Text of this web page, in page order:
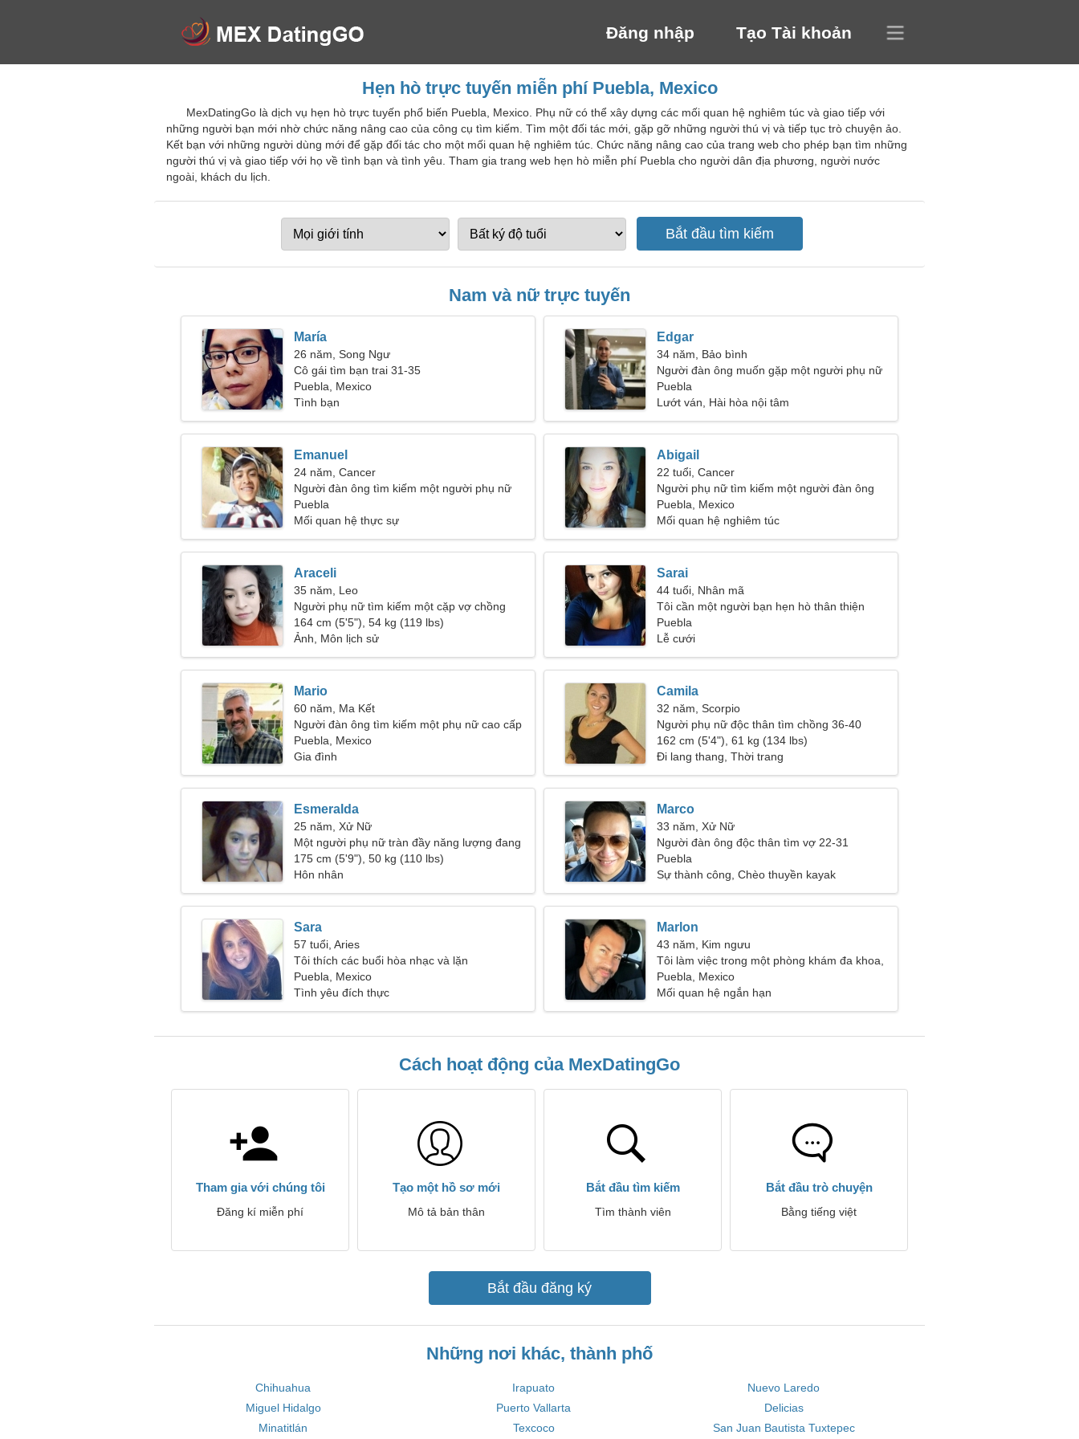
Đăng nhập Tạo Tài khoản
Hẹn hò trực tuyến miễn phí Puebla, Mexico
MexDatingGo là dịch vụ hẹn hò trực tuyến phổ biến Puebla, Mexico. Phụ nữ có thể xây dựng các mối quan hệ nghiêm túc và giao tiếp với
những người bạn mới nhờ chức năng nâng cao của công cụ tìm kiếm. Tìm một đối tác mới, gặp gỡ những người thú vị và tiếp tục trò chuyện ảo.
Kết bạn với những người dùng mới để gặp đối tác cho một mối quan hệ nghiêm túc. Chức năng nâng cao của trang web cho phép bạn tìm những
người thú vị và giao tiếp với họ về tình bạn và tình yêu. Tham gia trang web hẹn hò miễn phí Puebla cho người dân địa phương, người nước
ngoài, khách du lịch.
Nam và nữ trực tuyến
María
26 năm, Song Ngư
Cô gái tìm bạn trai 31-35
Puebla, Mexico
Tình bạn
Edgar
34 năm, Bảo bình
Người đàn ông muốn gặp một người phụ nữ
Puebla
Lướt ván, Hài hòa nội tâm
Emanuel
24 năm, Cancer
Người đàn ông tìm kiếm một người phụ nữ
Puebla
Mối quan hệ thực sự
Abigail
22 tuổi, Cancer
Người phụ nữ tìm kiếm một người đàn ông
Puebla, Mexico
Mối quan hệ nghiêm túc
Araceli
35 năm, Leo
Người phụ nữ tìm kiếm một cặp vợ chồng
164 cm (5'5"), 54 kg (119 lbs)
Ảnh, Môn lịch sử
Sarai
44 tuổi, Nhân mã
Tôi cần một người bạn hẹn hò thân thiện
Puebla
Lễ cưới
Mario
60 năm, Ma Kết
Người đàn ông tìm kiếm một phụ nữ cao cấp
Puebla, Mexico
Gia đình
Camila
32 năm, Scorpio
Người phụ nữ độc thân tìm chồng 36-40
162 cm (5'4"), 61 kg (134 lbs)
Đi lang thang, Thời trang
Esmeralda
25 năm, Xử Nữ
Một người phụ nữ tràn đầy năng lượng đang
tìm kiếm một người bạn đời
175 cm (5'9"), 50 kg (110 lbs)
Hôn nhân
Marco
33 năm, Xử Nữ
Người đàn ông độc thân tìm vợ 22-31
Puebla
Sự thành công, Chèo thuyền kayak
Sara
57 tuổi, Aries
Tôi thích các buổi hòa nhạc và lặn
Puebla, Mexico
Tình yêu đích thực
Marlon
43 năm, Kim ngưu
Tôi làm việc trong một phòng khám đa khoa,
tôi cần một người phụ nữ phi thường
Puebla, Mexico
Mối quan hệ ngắn hạn
Cách hoạt động của MexDatingGo
Tham gia với chúng tôi
Đăng kí miễn phí
Tạo một hồ sơ mới
Mô tả bản thân
Bắt đầu tìm kiếm
Tìm thành viên
Bắt đầu trò chuyện
Bằng tiếng việt
Bắt đầu đăng ký
Những nơi khác, thành phố
Chihuahua Irapuato
Nuevo Laredo
Miguel Hidalgo
Puerto Vallarta
Delicias
Minatitlán
Texcoco San Juan Bautista Tuxtepec